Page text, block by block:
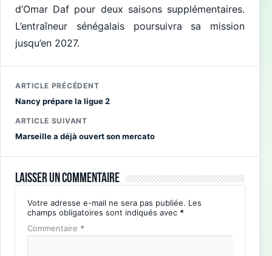
d’Omar Daf pour deux saisons supplémentaires.
L’entraîneur sénégalais poursuivra sa mission
jusqu’en 2027.
ARTICLE PRÉCÉDENT
Nancy prépare la ligue 2
ARTICLE SUIVANT
Marseille a déjà ouvert son mercato
Laisser un commentaire
Votre adresse e-mail ne sera pas publiée. Les
champs obligatoires sont indiqués avec *
Commentaire *